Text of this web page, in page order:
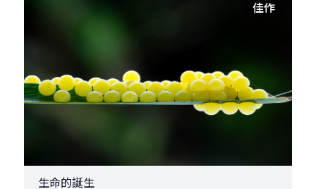
佳作
生命的誕生